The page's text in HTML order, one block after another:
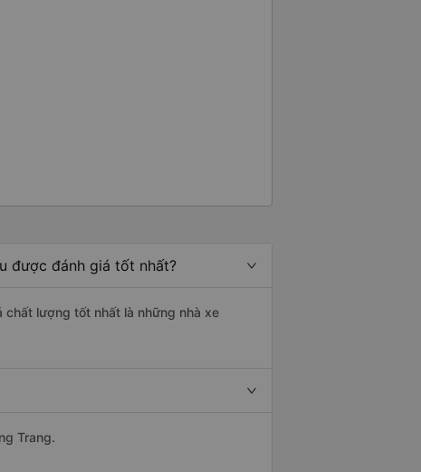
được đánh giá tốt nhất?
chất lượng tốt nhất là những nhà xe
Trang.